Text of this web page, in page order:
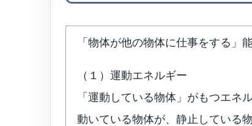
「物体が他の物体に仕事をする」
（１）運動エネルギー
「運動している物体」がもつエネ
動いている物体が、静止している